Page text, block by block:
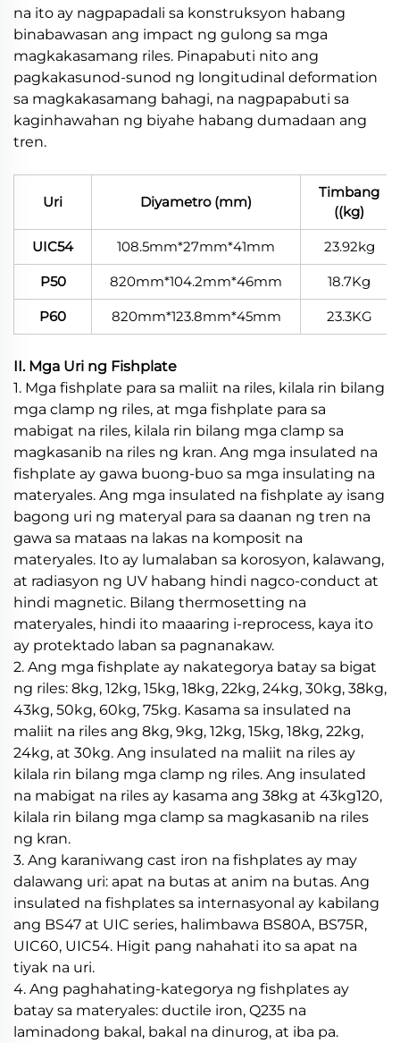
na ito ay nagpapadali sa konstruksyon habang
binabawasan ang impact ng gulong sa mga
magkakasamang riles. Pinapabuti nito ang
pagkakasunod-sunod ng longitudinal deformation
sa magkakasamang bahagi, na nagpapabuti sa
kaginhawahan ng biyahe habang dumadaan ang
tren.
Uri Diyametro (mm)
Timbang
((kg)
UIC54 108.5mm*27mm*41mm 23.92kg
P50 820mm*104.2mm*46mm 18.7Kg
P60 820mm*123.8mm*45mm 23.3KG
II. Mga Uri ng Fishplate
1. Mga fishplate para sa maliit na riles, kilala rin bilang
mga clamp ng riles, at mga fishplate para sa
mabigat na riles, kilala rin bilang mga clamp sa
magkasanib na riles ng kran. Ang mga insulated na
fishplate ay gawa buong-buo sa mga insulating na
materyales. Ang mga insulated na fishplate ay isang
bagong uri ng materyal para sa daanan ng tren na
gawa sa mataas na lakas na komposit na
materyales. Ito ay lumalaban sa korosyon, kalawang,
at radiasyon ng UV habang hindi nagco-conduct at
hindi magnetic. Bilang thermosetting na
materyales, hindi ito maaaring i-reprocess, kaya ito
ay protektado laban sa pagnanakaw.
2. Ang mga fishplate ay nakategorya batay sa bigat
ng riles: 8kg, 12kg, 15kg, 18kg, 22kg, 24kg, 30kg, 38kg,
43kg, 50kg, 60kg, 75kg. Kasama sa insulated na
maliit na riles ang 8kg, 9kg, 12kg, 15kg, 18kg, 22kg,
24kg, at 30kg. Ang insulated na maliit na riles ay
kilala rin bilang mga clamp ng riles. Ang insulated
na mabigat na riles ay kasama ang 38kg at 43kg120,
kilala rin bilang mga clamp sa magkasanib na riles
ng kran.
3. Ang karaniwang cast iron na fishplates ay may
dalawang uri: apat na butas at anim na butas. Ang
insulated na fishplates sa internasyonal ay kabilang
ang BS47 at UIC series, halimbawa BS80A, BS75R,
UIC60, UIC54. Higit pang nahahati ito sa apat na
tiyak na uri.
4. Ang paghahating-kategorya ng fishplates ay
batay sa materyales: ductile iron, Q235 na
laminadong bakal, bakal na dinurog, at iba pa.